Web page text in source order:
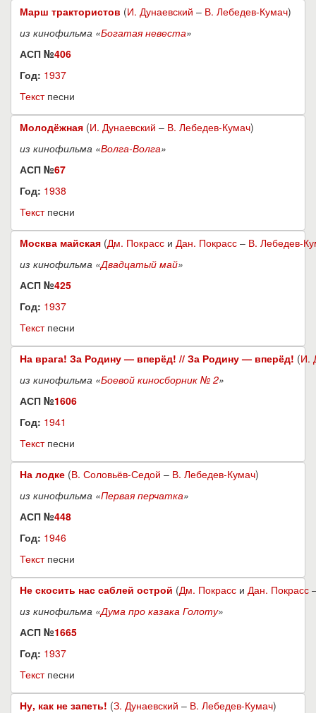
Марш трактористов (И. Дунаевский – В. Лебедев-Кумач)
из кинофильма «Богатая невеста»
АСП №406
Год: 1937
Текстпесни
Молодёжная (И. Дунаевский – В. Лебедев-Кумач)
из кинофильма «Волга-Волга»
АСП №67
Год: 1938
Текстпесни
Москва майская (Дм. Покрасс и Дан. Покрасс – В. Лебедев-
из кинофильма «Двадцатый май»
АСП №425
Год: 1937
Текстпесни
На врага! За Родину — вперёд! // За Родину — вперёд! (И.
из кинофильма «Боевой киносборник № 2»
АСП №1606
Год: 1941
Текстпесни
На лодке (В. Соловьёв-Седой – В. Лебедев-Кумач)
из кинофильма «Первая перчатка»
АСП №448
Год: 1946
Текстпесни
Не скосить нас саблей острой (Дм. Покрасс и Дан. Покрасс
из кинофильма «Дума про казака Голоту»
АСП №1665
Год: 1937
Текстпесни
Ну, как не запеть! (З. Дунаевский – В. Лебедев-Кумач)